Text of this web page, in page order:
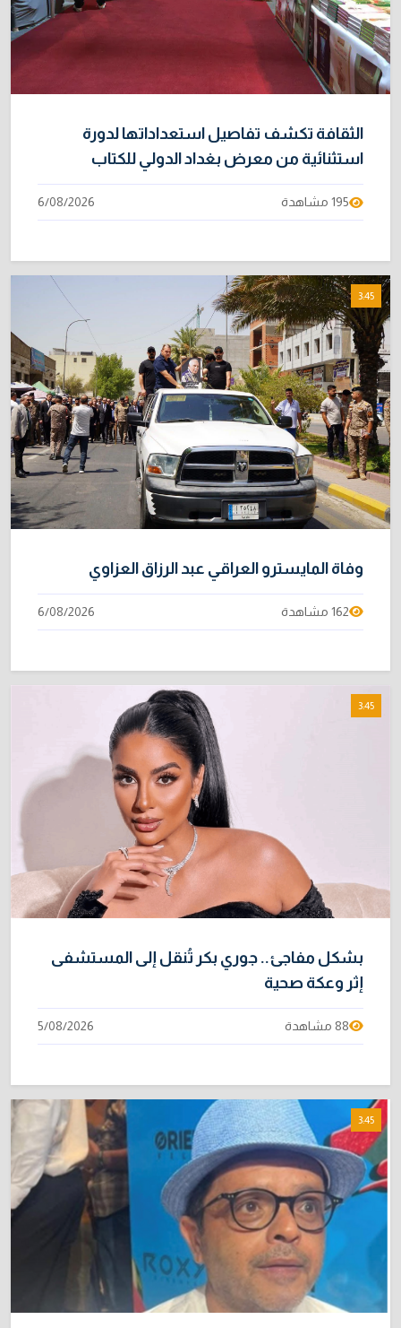
الثقافة تكشف تفاصيل استعداداتها لدورة
استثنائية من معرض بغداد الدولي للكتاب
195 مشاهدة 6/08/2026
3:45
وفاة المايسترو العراقي عبد الرزاق العزاوي
162 مشاهدة 6/08/2026
3:45
بشكل مفاجئ.. جوري بكر تُنقل إلى المستشفى
إثر وعكة صحية
88 مشاهدة 5/08/2026
3:45